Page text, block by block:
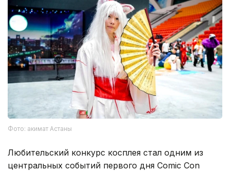
Фото: акимат Астаны
Любительский конкурс косплея стал одним из
центральных событий первого дня Comic Con